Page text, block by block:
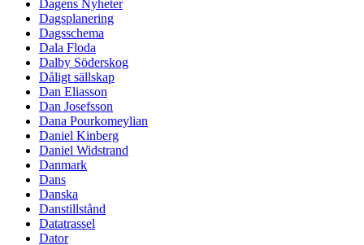
Dagens Nyheter
Dagsplanering
Dagsschema
Dala Floda
Dalby Söderskog
Dåligt sällskap
Dan Eliasson
Dan Josefsson
Dana Pourkomeylian
Daniel Kinberg
Daniel Widstrand
Danmark
Dans
Danska
Danstillstånd
Datatrassel
Dator